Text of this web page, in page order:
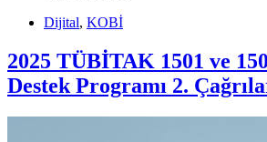
Dijital, KOBİ
2025 TÜBİTAK 1501 ve
Destek Programı 2.